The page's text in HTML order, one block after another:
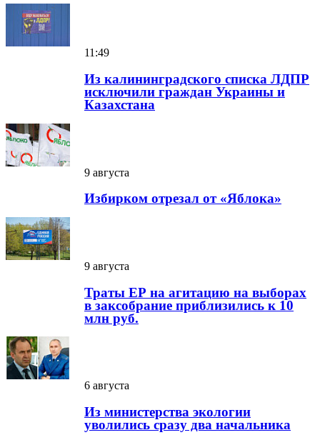
11:49
Из калининградского списка ЛДПР
исключили граждан Украины и
Казахстана
9 августа
Избирком отрезал от «Яблока»
9 августа
Траты ЕР на агитацию на выборах
в заксобрание приблизились к 10
млн руб.
6 августа
Из министерства экологии
уволились сразу два начальника